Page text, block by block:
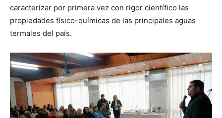
caracterizar por primera vez con rigor científico las
propiedades físico-químicas de las principales aguas
termales del país.